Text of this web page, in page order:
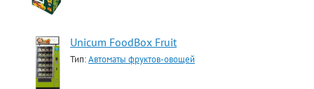
Unicum FoodBox Fruit
Тип:Автоматы фруктов-овощей